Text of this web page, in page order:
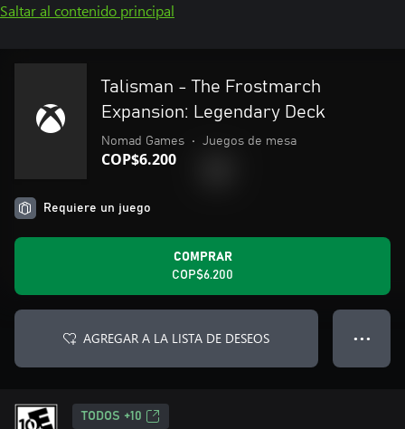
Saltar al contenido principal
Talisman - The Frostmarch
Expansion: Legendary Deck
Nomad Games • Juegos de mesa
COP$6.200
Requiere un juego
COMPRAR
COP$6.200
AGREGAR A LA LISTA DE DESEOS ● ● ●
TODOS +10